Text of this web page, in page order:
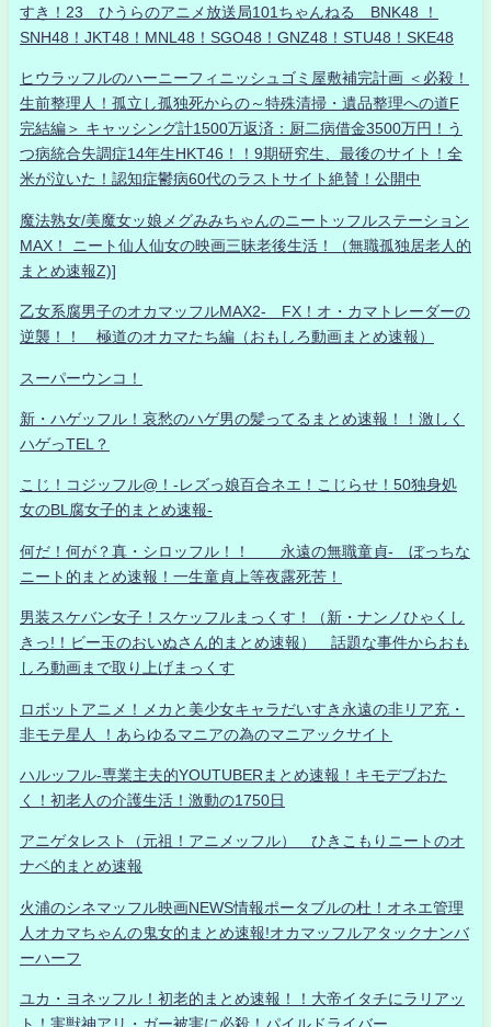
すき！23 ひうらのアニメ放送局101ちゃんねる BNK48 ！
SNH48！JKT48！MNL48！SGO48！GNZ48！STU48！SKE48
ヒウラッフルのハーニーフィニッシュゴミ屋敷補完計画 ＜必殺！
生前整理人！孤立し孤独死からの～特殊清掃・遺品整理への道F
完結編＞ キャッシング計1500万返済：厨二病借金3500万円！う
つ病統合失調症14年生HKT46！！9期研究生、最後のサイト！全
米が泣いた！認知症鬱病60代のラストサイト絶賛！公開中
魔法熟女/美魔女ッ娘メグみみちゃんのニートッフルステーション
MAX！ ニート仙人仙女の映画三昧老後生活！（無職孤独居老人的
まとめ速報Z)]
乙女系腐男子のオカマッフルMAX2- FX！オ・カマトレーダーの
逆襲！！ 極道のオカマたち編（おもしろ動画まとめ速報）
スーパーウンコ！
新・ハゲッフル！哀愁のハゲ男の髪ってるまとめ速報！！激しく
ハゲっTEL？
こじ！コジッフル@！-レズっ娘百合ネエ！こじらせ！50独身処
女のBL腐女子的まとめ速報-
何だ！何が？真・シロッフル！！ 永遠の無職童貞- ぼっちな
ニート的まとめ速報！一生童貞上等夜露死苦！
男装スケバン女子！スケッフルまっくす！（新・ナンノひゃくし
きっ!！ビー玉のおいぬさん的まとめ速報） 話題な事件からおも
しろ動画まで取り上げまっくす
ロボットアニメ！メカと美少女キャラだいすき永遠の非リア充・
非モテ星人 ！あらゆるマニアの為のマニアックサイト
ハルッフル-専業主夫的YOUTUBERまとめ速報！キモデブおた
く！初老人の介護生活！激動の1750日
アニゲタレスト（元祖！アニメッフル） ひきこもりニートのオ
ナベ的まとめ速報
火浦のシネマッフル映画NEWS情報ポータブルの杜！オネエ管理
人オカマちゃんの鬼女的まとめ速報!オカマッフルアタックナンバ
ーハーフ
ユカ・ヨネッフル！初老的まとめ速報！！大帝イタチにラリアッ
ト！害獣神アリ・ガー被害に必殺！パイルドライバー